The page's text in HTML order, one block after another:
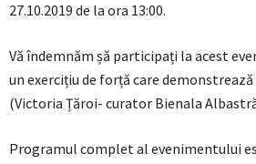
27.10.2019 de la ora 13:00.
Vă îndemnăm șă participați la acest
un exercițiu de forță care
(Victoria Țăroi- curator Bienala
Programul complet al evenimentului